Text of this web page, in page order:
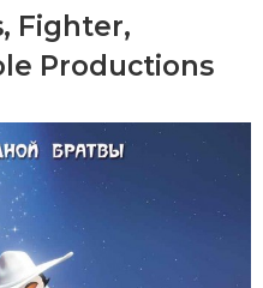
, Fighter,
Productions